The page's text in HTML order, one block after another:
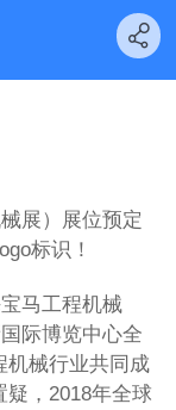
展）展位预定
标识！
马工程机械
际博览中心全
机械行业共同成
，2018年全球